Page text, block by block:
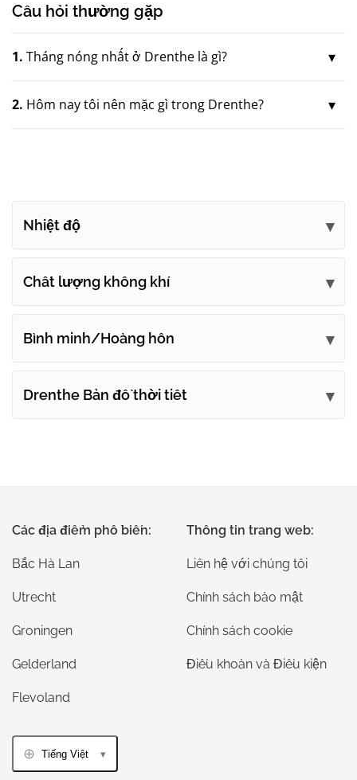
Câu hỏi thường gặp
1. Tháng nóng nhất ở Drenthe là gì?
2. Hôm nay tôi nên mặc gì trong Drenthe?
Nhiệt độ
Chất lượng không khí
Bình minh/Hoàng hôn
Drenthe Bản đồ thời tiết
Các địa điểm phổ biến:
Bắc Hà Lan
Utrecht
Groningen
Gelderland
Flevoland
Thông tin trang web:
Liên hệ với chúng tôi
Chính sách bảo mật
Chính sách cookie
Điều khoản và Điều kiện
Tiếng Việt